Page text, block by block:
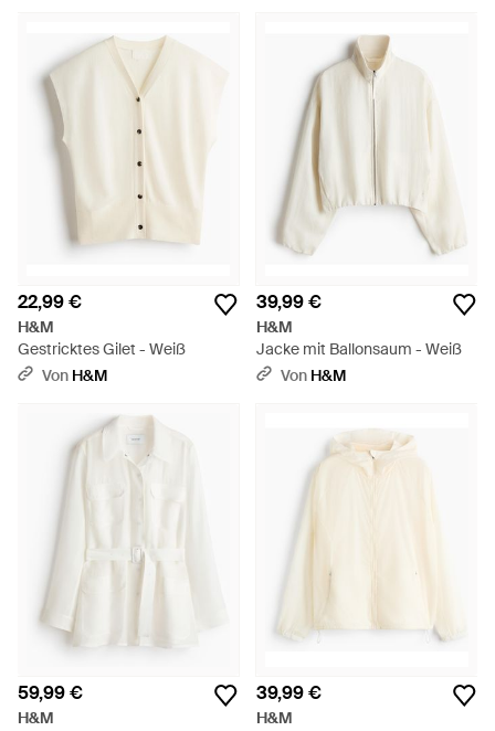
22,99 €
H&M
Gestricktes Gilet - Weiß
Von H&M
39,99 €
H&M
Jacke mit Ballonsaum - Weiß
Von H&M
59,99 €
H&M
39,99 €
H&M